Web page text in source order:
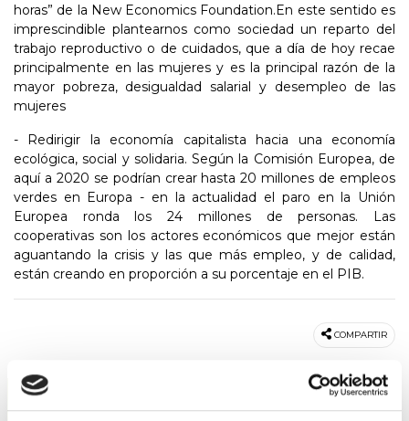
horas” de la New Economics Foundation.En este sentido es
imprescindible plantearnos como sociedad un reparto del
trabajo reproductivo o de cuidados, que a día de hoy recae
principalmente en las mujeres y es la principal razón de la
mayor pobreza, desigualdad salarial y desempleo de las
mujeres
- Redirigir la economía capitalista hacia una economía
ecológica, social y solidaria. Según la Comisión Europea, de
aquí a 2020 se podrían crear hasta 20 millones de empleos
verdes en Europa - en la actualidad el paro en la Unión
Europea ronda los 24 millones de personas. Las
cooperativas son los actores económicos que mejor están
aguantando la crisis y las que más empleo, y de calidad,
están creando en proporción a su porcentaje en el PIB.
COMPARTIR